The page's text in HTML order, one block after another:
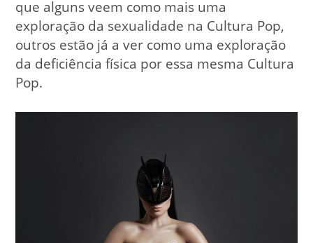
que alguns veem como mais uma
exploração da sexualidade na Cultura Pop,
outros estão já a ver como uma exploração
da deficiência física por essa mesma Cultura
Pop.